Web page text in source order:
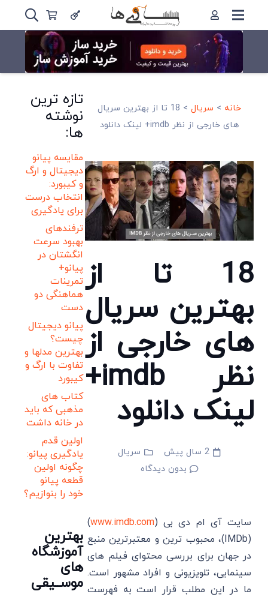
خانه > سریال >
18 تا از بهترین سریال
های خارجی از نظر imdb+ لینک دانلود
18 تا از
بهترین سریال
های خارجی از
نظر imdb+
لینک دانلود
2 سال پیش
سریال
بدون دیدگاه
سایت آی ام دی بی (www.imdb.com
)
(IMDb)، محبوب ترین و معتبرترین منبع
در جهان برای بررسی محتوای فیلم های
سینمایی، تلویزیونی و افراد مشهور است.
ما در این مطلب قرار است به فهرست
تازه ترین
نوشته
ها:
مقایسه پیانو
دیجیتال و ارگ
و کیبورد:
انتخاب درست
برای یادگیری
ترفندهای
بهبود سرعت
انگشتان در
پیانو+
تمرینات
هماهنگی دو
دست
پیانو دیجیتال
چیست؟
بهترین مدلها و
تفاوت با ارگ و
کیبورد
کتاب های
مذهبی که باید
در خانه داشت
اولین قدم
یادگیری پیانو:
چگونه اولین
قطعه پیانو
خود را بنوازیم؟
بهترین
آموزشگاه
های
موســیقی